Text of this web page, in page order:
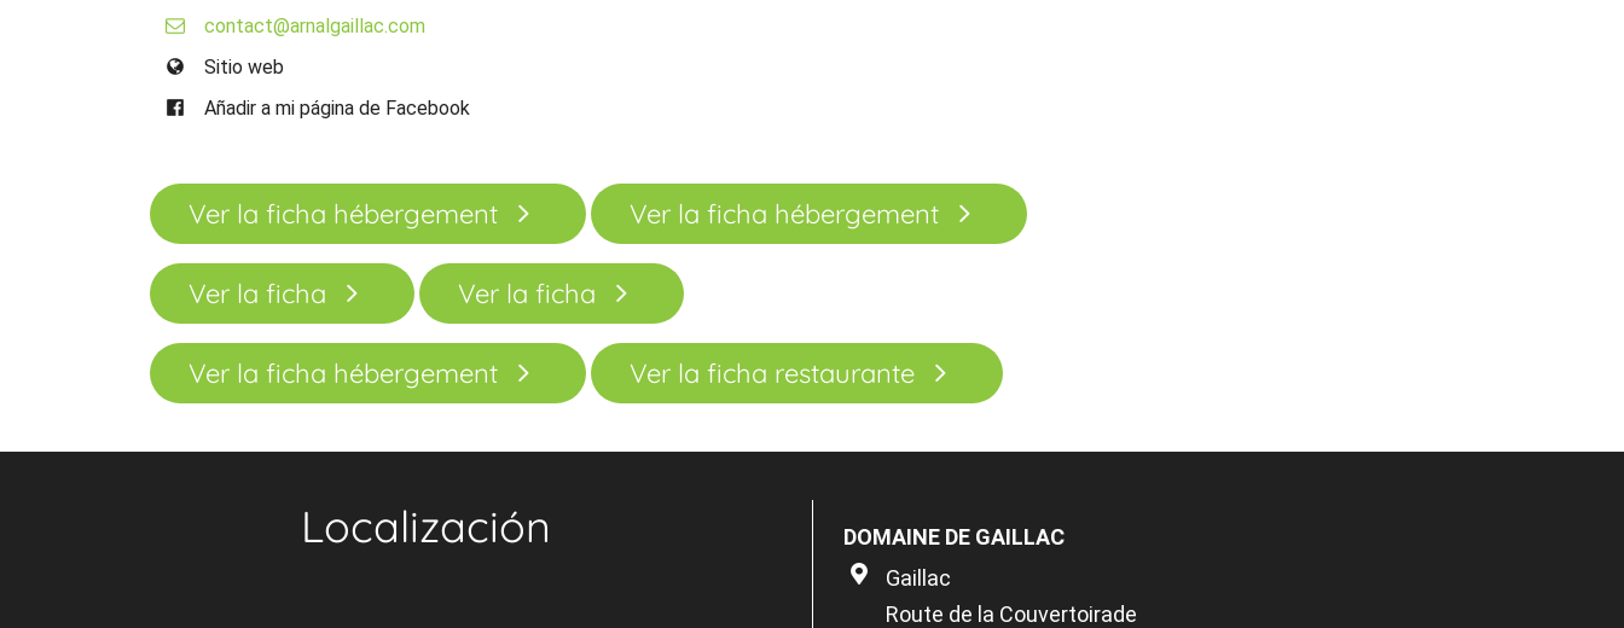
contact@arnalgaillac.com
Sitio web
Añadir a mi página de Facebook
Ver la ficha hébergement Ver la ficha hébergement
Ver la ficha Ver la ficha
Ver la ficha hébergement Ver la ficha restaurante
Localización
DOMAINE DE GAILLAC
Gaillac
Route de la Couvertoirade